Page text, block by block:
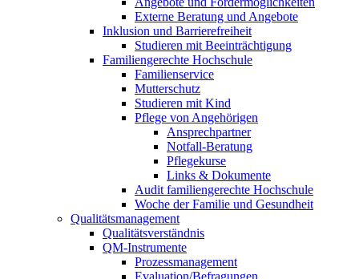
Externe Beratung und Angebote
Inklusion und Barrierefreiheit
Studieren mit Beeinträchtigung
Familiengerechte Hochschule
Familienservice
Mutterschutz
Studieren mit Kind
Pflege von Angehörigen
Ansprechpartner
Notfall-Beratung
Pflegekurse
Links & Dokumente
Audit familiengerechte Hochschule
Woche der Familie und Gesundheit
Qualitätsmanagement
Qualitätsverständnis
QM-Instrumente
Prozessmanagement
Evaluation/Befragungen